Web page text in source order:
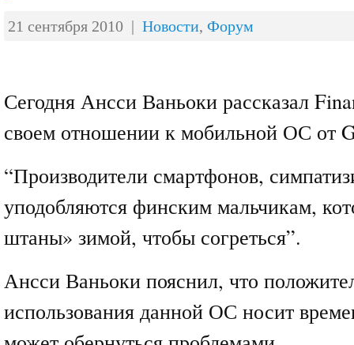
21 сентября 2010 | Новости, Форум
Сегодня Ансси Ваньоки рассказал
своем отношении к мобильной ОС от
“Производители смартфонов,
уподобляются финским мальчикам,
штаны» зимой, чтобы согреться”.
Ансси Ваньоки пояснил, что
использования данной ОС носит